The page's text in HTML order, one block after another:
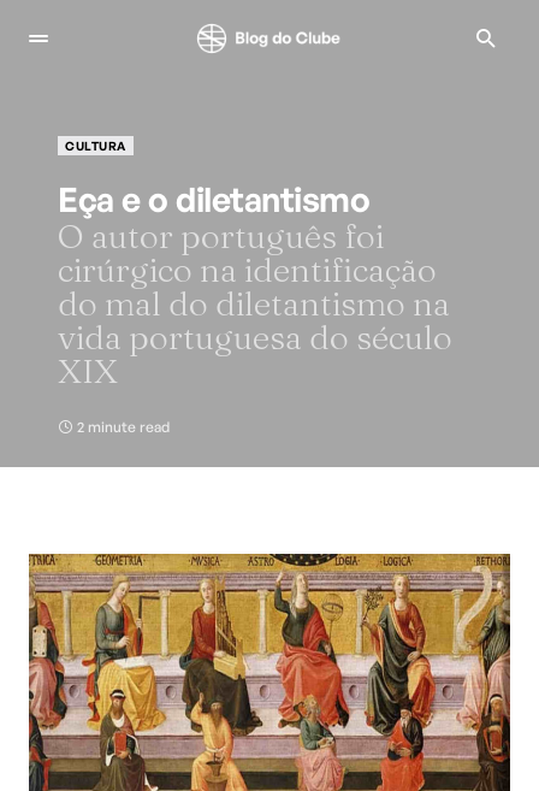
CULTURA
Eça e o diletantismo
O autor português foi
cirúrgico na identificação
do mal do diletantismo na
vida portuguesa do século
XIX
2 minute read